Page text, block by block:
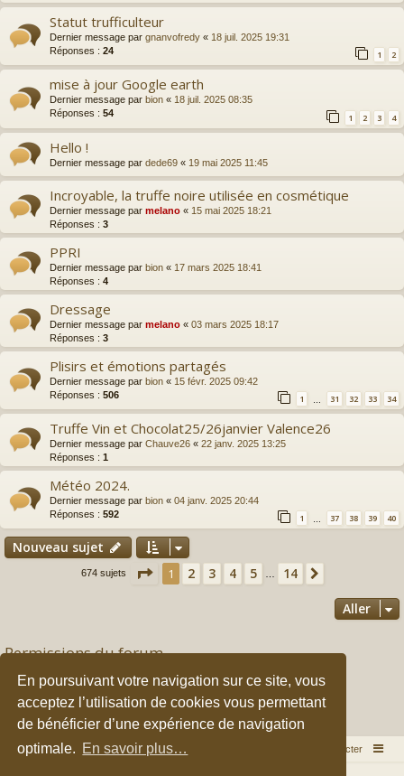
En poursuivant votre navigation sur ce site, vous
acceptez l’utilisation de cookies vous permettant
de bénéficier d’une expérience de navigation
optimale. En savoir plus…
Statut trufficulteur
Dernier message par gnanvofredy « 18 juil. 2025 19:31
Réponses : 24 1 2
mise à jour Google earth
Dernier message par bion « 18 juil. 2025 08:35
Réponses : 54 1 2 3 4
Hello !
Dernier message par dede69 « 19 mai 2025 11:45
Incroyable, la truffe noire utilisée en cosmétique
Dernier message par melano « 15 mai 2025 18:21
Réponses : 3
PPRI
Dernier message par bion « 17 mars 2025 18:41
Réponses : 4
Dressage
Dernier message par melano « 03 mars 2025 18:17
Réponses : 3
Plisirs et émotions partagés
Dernier message par bion « 15 févr. 2025 09:42
Réponses : 506 1 … 31 32 33 34
Truffe Vin et Chocolat25/26janvier Valence26
Dernier message par Chauve26 « 22 janv. 2025 13:25
Réponses : 1
Météo 2024.
Dernier message par bion « 04 janv. 2025 20:44
Réponses : 592 1 … 37 38 39 40
Nouveau sujet
674 sujets Page 1sur 14
1 2 3 4 5 … 14
Aller
Permissions du forum
Vous ne pouvez pas
publier de nouveaux sujets dans ce forum
Vousne pouvez pasrépondre aux sujets dans ce forum
Vousne pouvez pasmodifier vos messages dans ce forum
ne pouvez pas
supprimer vos messages dans ce forum
Vousne pouvez pastransférer de pièces jointes dans ce forum
Accueil du forum Nous contacter